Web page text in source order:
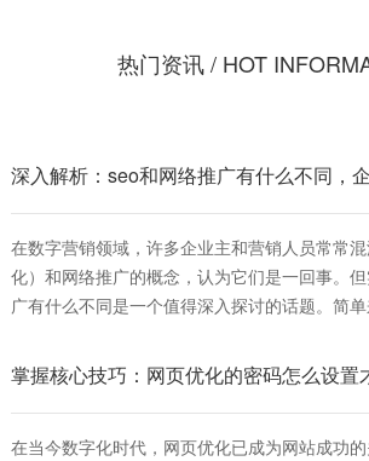
热门资讯 / HOT
在数字营销领域，许多企业主和营销人员常常
化）和网络推广的概念，认为它们是一回事。
广有什么不同是一个值得深入探讨的话题。简
期、可持续的流量；而网络推广则是一个更广泛
费和免费手段，如社交媒体广告、电
在当今数字化时代，网页优化已成为网站成功